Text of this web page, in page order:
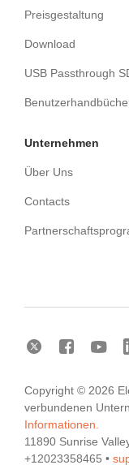
Electronic
experience
site, you
learn more.
Preisgestaltung
Download
USB Passthrough
Unternehmen
Über Uns
Contacts
Copyright © 2026
verbundenen
Informationen.
11890 Sunrise
+12023358465 •